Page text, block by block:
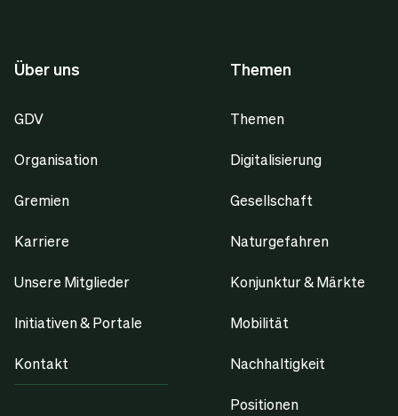
Über uns
GDV
Organisation
Gremien
Karriere
Unsere Mitglieder
Initiativen & Portale
Kontakt
Themen
Themen
Digitalisierung
Gesellschaft
Naturgefahren
Konjunktur & Märkte
Mobilität
Nachhaltigkeit
Positionen